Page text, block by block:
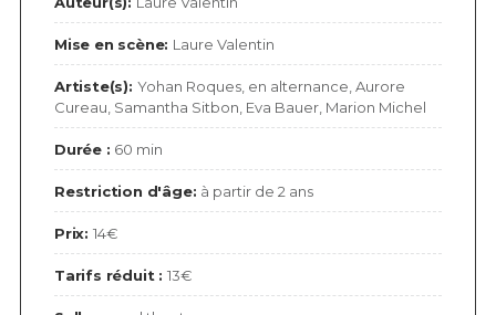
Mise en scène: Laure Valentin
Artiste(s): Yohan Roques, en alternance, Aurore
Cureau, Samantha Sitbon, Eva Bauer, Marion Michel
Durée : 60 min
Restriction d'âge: à partir de 2 ans
Prix: 14€
Tarifs réduit : 13€